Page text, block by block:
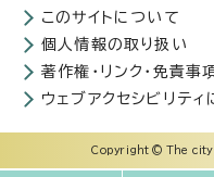
このサイトについて
個人情報の取り扱い
著作権・リンク・免責事
ウェブアクセシビリティ
Copyright © The city